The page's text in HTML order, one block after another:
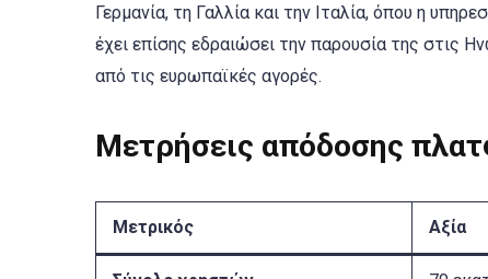
Γερμανία, τη Γαλλία και την Ιταλία, όπου η
έχει επίσης εδραιώσει την παρουσία της στις
από τις ευρωπαϊκές αγορές.
Μετρήσεις απόδοσης
Μετρικός Αξία